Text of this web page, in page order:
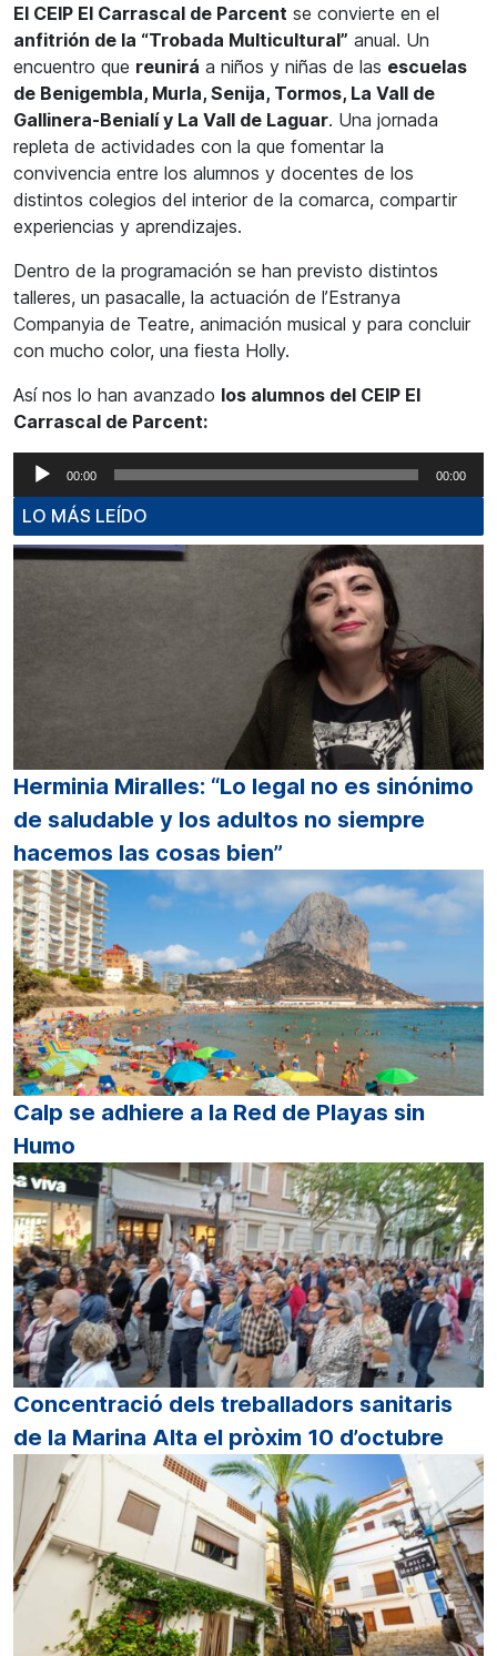
El CEIP El Carrascal de Parcent se convierte en el
anfitrión de la “Trobada Multicultural” anual. Un
encuentro que reunirá a niños y niñas de las escuelas
de Benigembla, Murla, Senija, Tormos, La Vall de
Gallinera-Benialí y La Vall de Laguar. Una jornada
repleta de actividades con la que fomentar la
convivencia entre los alumnos y docentes de los
distintos colegios del interior de la comarca, compartir
experiencias y aprendizajes.
Dentro de la programación se han previsto distintos
talleres, un pasacalle, la actuación de l’Estranya
Companyia de Teatre, animación musical y para concluir
con mucho color, una fiesta Holly.
Así nos lo han avanzado los alumnos del CEIP El
Carrascal de Parcent:
Reproductor
audio
00:00 00:00
LO MÁS LEÍDO
Herminia Miralles: “Lo legal no es sinónimo
de saludable y los adultos no siempre
hacemos las cosas bien”
Calp se adhiere a la Red de Playas sin
Humo
Concentració dels treballadors sanitaris
de la Marina Alta el pròxim 10 d’octubre